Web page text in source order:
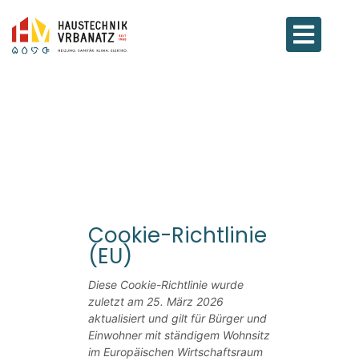
Cookie-Richtlinie
(EU)
Diese Cookie-Richtlinie wurde
zuletzt am 25. März 2026
aktualisiert und gilt für Bürger und
Einwohner mit ständigem Wohnsitz
im Europäischen Wirtschaftsraum